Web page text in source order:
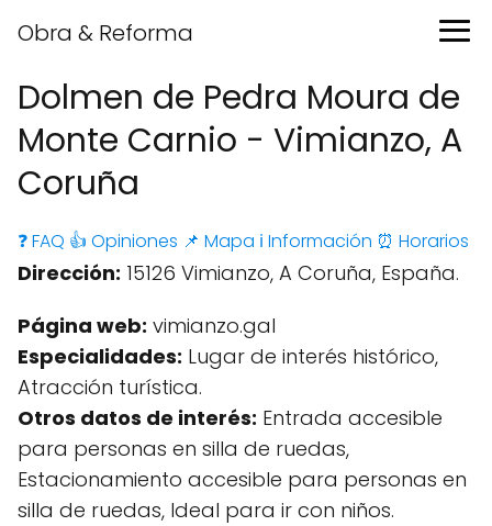
Obra & Reforma
Dolmen de Pedra Moura de
Monte Carnio - Vimianzo, A
Coruña
❓ FAQ 👍 Opiniones 📌 Mapa ℹ️ Información ⏰ Horarios
Dirección: 15126 Vimianzo, A Coruña, España.
Página web: vimianzo.gal
Especialidades: Lugar de interés histórico,
Atracción turística.
Otros datos de interés: Entrada accesible
para personas en silla de ruedas,
Estacionamiento accesible para personas en
silla de ruedas, Ideal para ir con niños.